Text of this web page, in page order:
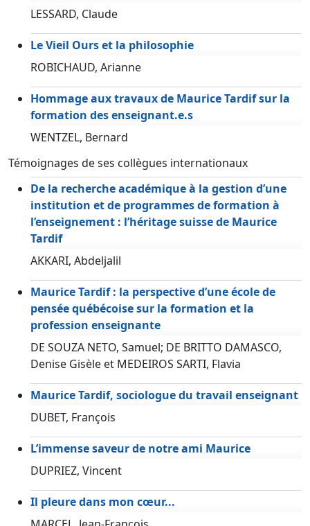
LESSARD, Claude
Le Vieil Ours et la philosophie
ROBICHAUD, Arianne
Hommage aux travaux de Maurice Tardif sur la
formation des enseignant.e.s
WENTZEL, Bernard
Témoignages de ses collègues internationaux
De la recherche académique à la gestion d’une
institution et de programmes de formation à
l’enseignement : l’héritage suisse de Maurice
Tardif
AKKARI, Abdeljalil
Maurice Tardif : la perspective d’une école de
pensée québécoise sur la formation et la
profession enseignante
DE SOUZA NETO, Samuel; DE BRITTO DAMASCO,
Denise Gisèle et MEDEIROS SARTI, Flavia
Maurice Tardif, sociologue du travail enseignant
DUBET, François
L’immense saveur de notre ami Maurice
DUPRIEZ, Vincent
Il pleure dans mon cœur...